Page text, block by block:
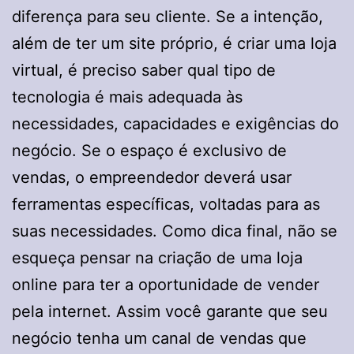
diferença para seu cliente. Se a intenção,
além de ter um site próprio, é criar uma loja
virtual, é preciso saber qual tipo de
tecnologia é mais adequada às
necessidades, capacidades e exigências do
negócio. Se o espaço é exclusivo de
vendas, o empreendedor deverá usar
ferramentas específicas, voltadas para as
suas necessidades. Como dica final, não se
esqueça pensar na criação de uma loja
online para ter a oportunidade de vender
pela internet. Assim você garante que seu
negócio tenha um canal de vendas que